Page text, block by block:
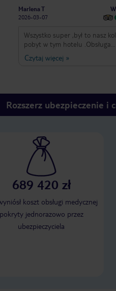
Marlena T
2026-03-07
Wszystko super ,był to nasz
pobyt w tym hotelu .Obsługa
uczynna i pomocna we
Czytaj więcej »
Rozszerz ubezpieczenie i
689 420 zł
koszt obsługi medycznej
pokryty jednorazowo przez
ubezpieczyciela